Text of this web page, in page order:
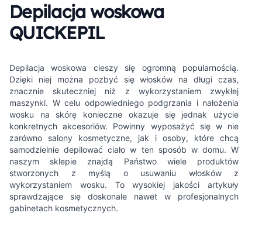
Depilacja woskowa
QUICKEPIL
Depilacja woskowa cieszy się ogromną popularnością.
Dzięki niej można pozbyć się włosków na długi czas,
znacznie skuteczniej niż z wykorzystaniem zwykłej
maszynki. W celu odpowiedniego podgrzania i nałożenia
wosku na skórę konieczne okazuje się jednak użycie
konkretnych akcesoriów. Powinny wyposażyć się w nie
zarówno salony kosmetyczne, jak i osoby, które chcą
samodzielnie depilować ciało w ten sposób w domu. W
naszym sklepie znajdą Państwo wiele produktów
stworzonych z myślą o usuwaniu włosków z
wykorzystaniem wosku. To wysokiej jakości artykuły
sprawdzające się doskonale nawet w profesjonalnych
gabinetach kosmetycznych.